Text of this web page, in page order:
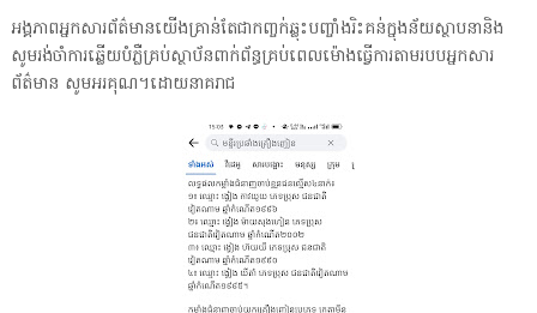
អង្គភាពអ្នកសារព័ត៌មានយើងគ្រាន់តែជាកញ្ចក់ឆ្លុះបញ្ចាំងរិះគន់ក្នុងន័យស្ថាបនានិង
សូមរង់ចាំការឆ្លើយបំភ្លឺគ្រប់ស្ថាប័នពាក់ព័ន្ធគ្រប់ពេលម៉ោងធ្វើការតាមរបបអ្នកសារ
ព័ត៌មាន សូមអរគុណ។ដោយនាគរាជ